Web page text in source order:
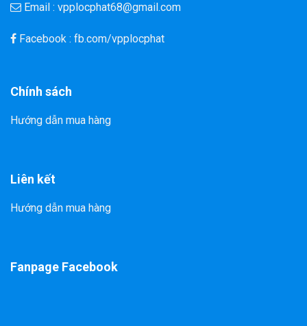
Email : vpplocphat68@gmail.com
Facebook : fb.com/vpplocphat
Chính sách
Hướng dẫn mua hàng
Liên kết
Hướng dẫn mua hàng
Fanpage Facebook